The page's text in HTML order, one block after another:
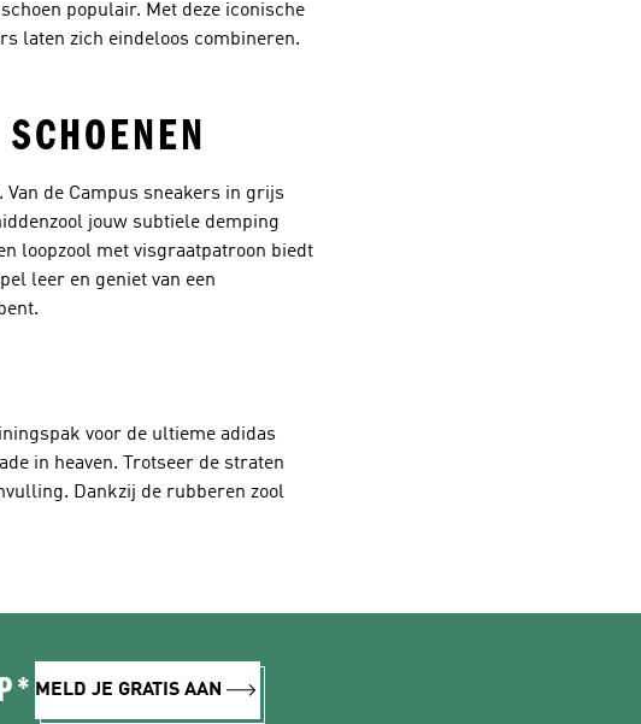
populair. Met deze iconische
laten zich eindeloos combineren.
de Campus sneakers in grijs
jouw subtiele demping
loopzool met visgraatpatroon biedt
leer en geniet van een
voor de ultieme adidas
in heaven. Trotseer de straten
Dankzij de rubberen zool
MELD JE GRATIS AAN